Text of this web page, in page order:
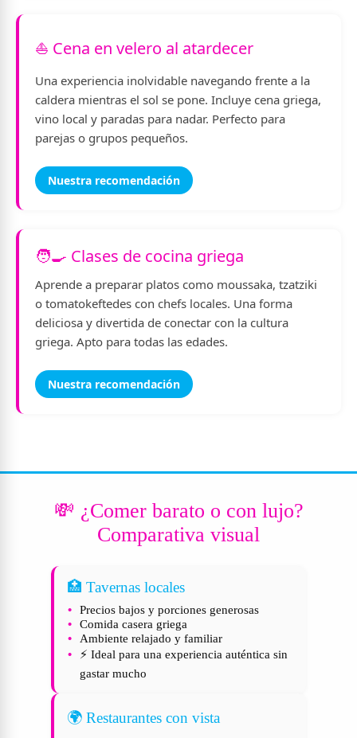
⛵ Cena en velero al atardecer
Una experiencia inolvidable navegando frente a la
caldera mientras el sol se pone. Incluye cena griega,
vino local y paradas para nadar. Perfecto para
parejas o grupos pequeños.
Nuestra recomendación
🧑‍🍳 Clases de cocina griega
Aprende a preparar platos como moussaka, tzatziki
o tomatokeftedes con chefs locales. Una forma
deliciosa y divertida de conectar con la cultura
griega. Apto para todas las edades.
Nuestra recomendación
💸 ¿Comer barato o con lujo?
Comparativa visual
🏥 Tavernas locales
Precios bajos y porciones generosas
Comida casera griega
Ambiente relajado y familiar
⚡ Ideal para una experiencia auténtica sin
gastar mucho
🌍 Restaurantes con vista